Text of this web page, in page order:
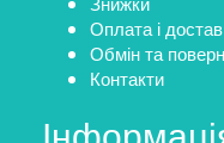
Оплата і
Обмін та
Контакти